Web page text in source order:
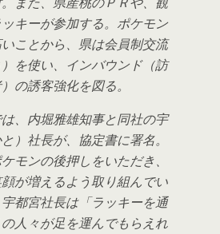
キーが参加する。ポケモン
ことから、県は会員制交流
を使い、インバウンド（訪
の誘客強化を図る。
、内堀雅雄知事と同社の宇
）社長が、協定書に署名。
モンの後押しをいただき、
が増えるよう取り組んでい
都宮社長は「ラッキーを通
人々が足を運んでもらえれ